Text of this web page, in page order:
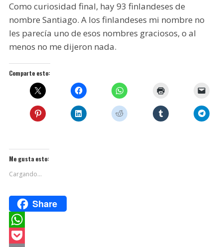
Como curiosidad final, hay 93 finlandeses de
nombre Santiago. A los finlandeses mi nombre no
les parecía uno de esos nombres graciosos, o al
menos no me dijeron nada.
Comparte esto:
Me gusta esto:
Cargando...
Share
W